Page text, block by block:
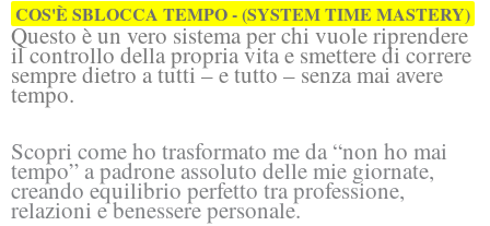
COS'È SBLOCCA TEMPO - (SYSTEM TIME MASTERY)
Questo è un vero sistema per chi vuole riprendere
il controllo della propria vita e smettere di correre
sempre dietro a tutti – e tutto – senza mai avere
tempo.
Scopri come ho trasformato me da “non ho mai
tempo” a padrone assoluto delle mie giornate,
creando equilibrio perfetto tra professione,
relazioni e benessere personale.